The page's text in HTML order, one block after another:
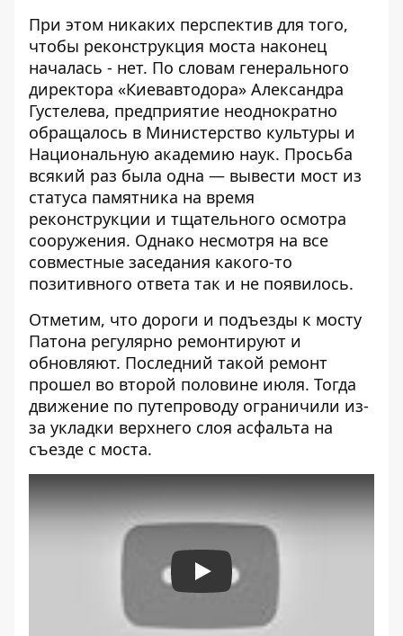
При этом никаких перспектив для того,
чтобы реконструкция моста наконец
началась - нет. По словам генерального
директора «Киевавтодора» Александра
Густелева, предприятие неоднократно
обращалось в Министерство культуры и
Национальную академию наук. Просьба
всякий раз была одна — вывести мост из
статуса памятника на время
реконструкции и тщательного осмотра
сооружения. Однако несмотря на все
совместные заседания какого-то
позитивного ответа так и не появилось.
Отметим, что дороги и подъезды к мосту
Патона регулярно ремонтируют и
обновляют. Последний такой ремонт
прошел во второй половине июля. Тогда
движение по путепроводу ограничили из-
за укладки верхнего слоя асфальта на
съезде с моста.
Play